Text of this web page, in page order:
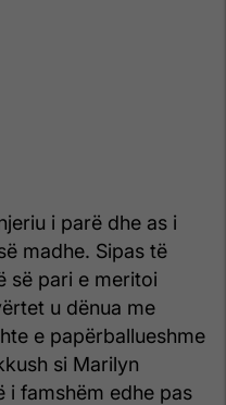
i parë dhe as i
madhe. Sipas të
së pari e meritoi
u dënua me
e papërballueshme
si Marilyn
i famshëm edhe pas